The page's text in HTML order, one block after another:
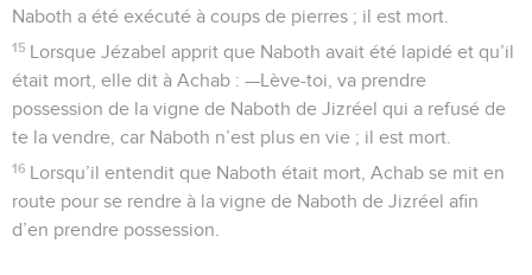
Naboth a été exécuté à coups de pierres ; il est mort.
15 Lorsque Jézabel apprit que Naboth avait été lapidé et qu’il
était mort, elle dit à Achab : —Lève-toi, va prendre
possession de la vigne de Naboth de Jizréel qui a refusé de
te la vendre, car Naboth n’est plus en vie ; il est mort.
16 Lorsqu’il entendit que Naboth était mort, Achab se mit en
route pour se rendre à la vigne de Naboth de Jizréel afin
d’en prendre possession.